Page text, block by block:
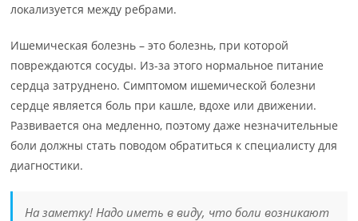
локализуется между ребрами.
Ишемическая болезнь – это болезнь, при которой
повреждаются сосуды. Из-за этого нормальное питание
сердца затруднено. Симптомом ишемической болезни
сердце является боль при кашле, вдохе или движении.
Развивается она медленно, поэтому даже незначительные
боли должны стать поводом обратиться к специалисту для
диагностики.
На заметку! Надо иметь в виду, что боли возникают